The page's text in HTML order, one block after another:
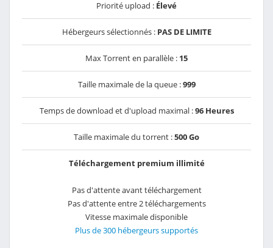
Priorité upload : Élevé
Hébergeurs sélectionnés : PAS DE LIMITE
Max Torrent en parallèle : 15
Taille maximale de la queue :999
Temps de download et d'upload maximal :96 Heures
Taille maximale du torrent :500 Go
Téléchargement premium illimité
Pas d'attente avant téléchargement
Pas d'attente entre 2 téléchargements
Vitesse maximale disponible
Plus de 300 hébergeurs supportés